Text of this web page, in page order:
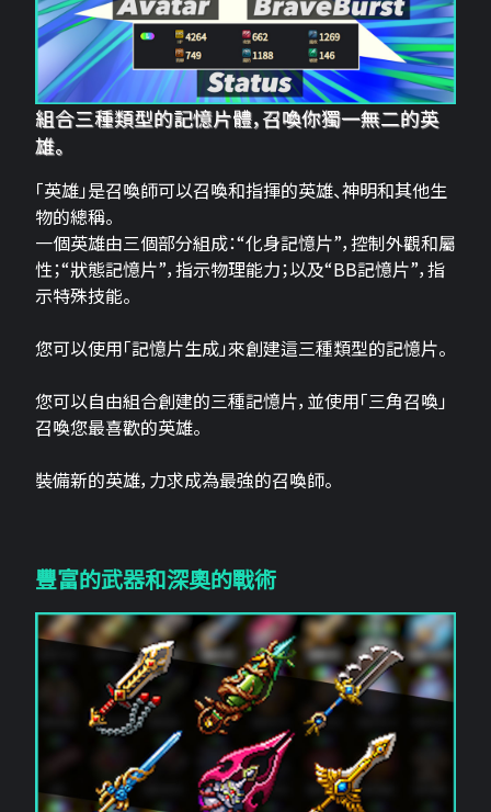
組合三種類型的記憶片體，召喚你獨一無二的英
雄。
「英雄」是召喚師可以召喚和指揮的英雄、神明和其他生
物的總稱。
一個英雄由三個部分組成：“化身記憶片”，控制外觀和屬
性；“狀態記憶片”，指示物理能力；以及“BB記憶片”，指
示特殊技能。
您可以使用「記憶片生成」來創建這三​​種類型的記憶片。
您可以自由組合創建的三種記憶片，並使用「三角召喚」
召喚您最喜歡的英雄。
裝備新的英雄，力求成為最強的召喚師。
豐富的武器和深奧的戰術